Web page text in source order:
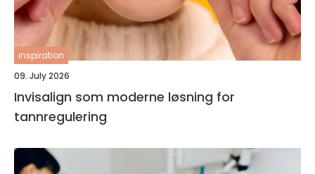
inspiration
09. July 2026
Invisalign som moderne løsning for
tannregulering